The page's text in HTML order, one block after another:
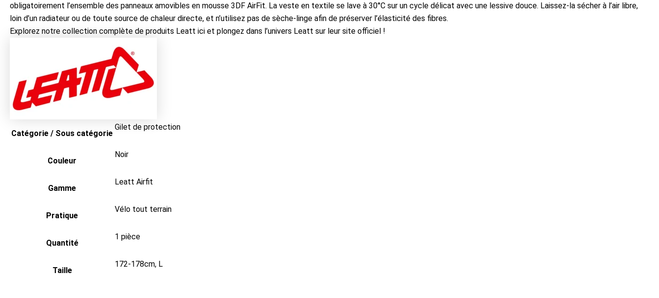
obligatoirement l’ensemble des panneaux amovibles en mousse 3DF AirFit. La veste en textile se lave à 30°C sur un cycle délicat avec une lessive douce. Laissez-la sécher à l’air libre,
loin d’un radiateur ou de toute source de chaleur directe, et n’utilisez pas de sèche-linge afin de préserver l’élasticité des fibres.
Explorez notre collection complète de produits Leatt ici et plongez dans l’univers Leatt sur leur site officiel !
Catégorie / Sous catégorie
Gilet de protection
Couleur
Noir
Gamme
Leatt Airfit
Pratique
Vélo tout terrain
Quantité
1 pièce
Taille
172-178cm, L